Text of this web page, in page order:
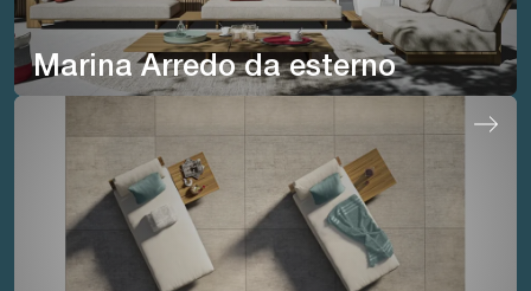
Marina Arredo da esterno